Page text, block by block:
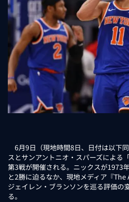
6月9日（現地時間8日、日付は以下
スとサンアントニオ・スパーズによる
第3戦が開催される。ニックスが1973
と2勝に迫るなか、現地メディア『
ジェイレン・ブランソンを巡る評価の
る。